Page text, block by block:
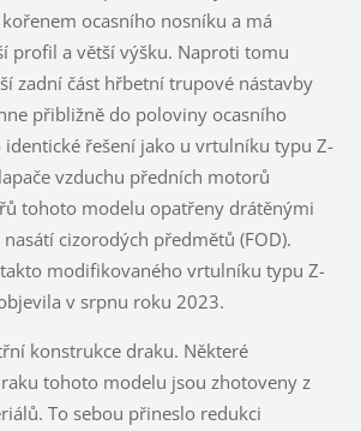
ocasního nosníku a má
profil a větší výšku. Naproti tomu
zadní část hřbetní trupové nástavby
přibližně do poloviny ocasního
identické řešení jako u vrtulníku typu Z-
vzduchu předních motorů
tohoto modelu opatřeny drátěnými
cizorodých předmětů (FOD).
modifikovaného vrtulníku typu Z-
v srpnu roku 2023.
konstrukce draku. Některé
tohoto modelu jsou zhotoveny z
To sebou přineslo redukci